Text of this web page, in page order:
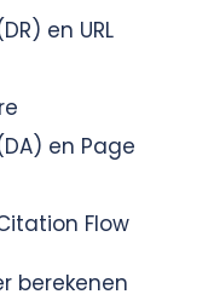
en URL
en Page
Flow
berekenen